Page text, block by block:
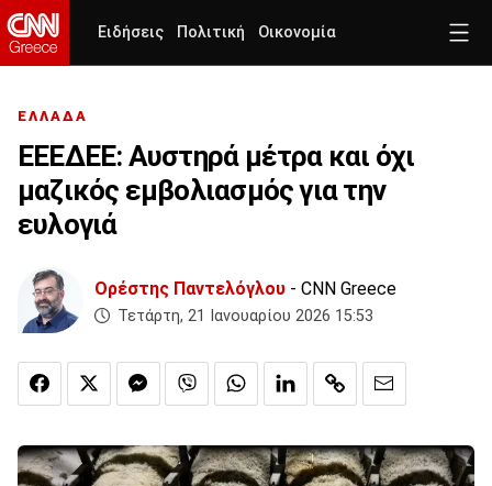
Ειδήσεις Πολιτική Οικονομία
ΕΛΛΑΔΑ
ΕΕΕΔΕΕ: Αυστηρά μέτρα και όχι
μαζικός εμβολιασμός για την
ευλογιά
Ορέστης Παντελόγλου - CNN Greece
Τετάρτη, 21 Ιανουαρίου 2026 15:53